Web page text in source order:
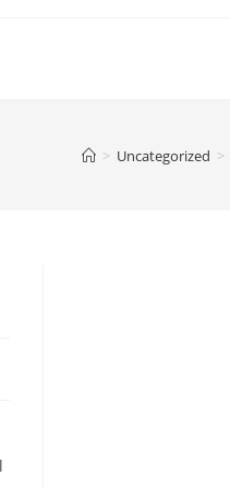
> Uncategorized >